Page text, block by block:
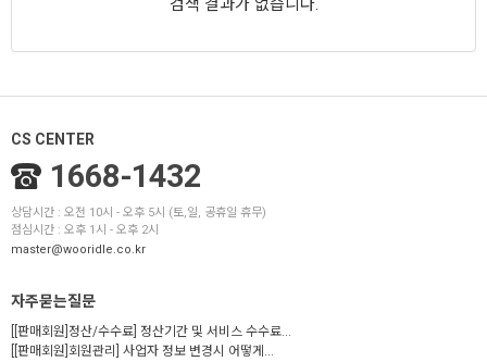
검색 결과가 없습니다.
CS CENTER
1668-1432
상담시간 : 오전 10시 - 오후 5시 (토,일, 공휴일 휴무)
점심시간 : 오후 1시 - 오후 2시
master@wooridle.co.kr
자주묻는질문
[[판매회원]정산/수수료] 정산기간 및 서비스 수수료...
[[판매회원]회원관리] 사업자 정보 변경시 어떻게...